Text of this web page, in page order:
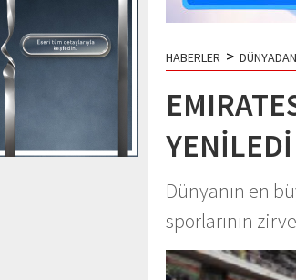
HABERLER > DÜNYADAN
YENİLEDİ
Dünyanın en
sporlarının